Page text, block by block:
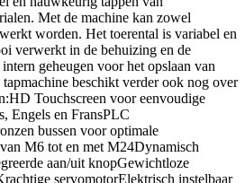
Met de machine kan zowel
worden. Het toerental is variabel en
verwerkt in de behuizing en de
geheugen voor het opslaan van
beschikt verder ook nog over
Touchscreen voor eenvoudige
Engels en FransPLC
bussen voor optimale
M6 tot en met M24Dynamisch
aan/uit knopGewichtloze
servomotorElektrisch instelbaar